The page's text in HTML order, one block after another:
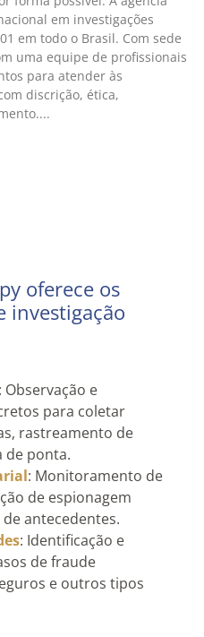
em investigações
em todo o Brasil. Com sede
uma equipe de profissionais
para atender às
discrição, ética,
oferece os
investigação
: Observação e
para coletar
rastreamento de
de ponta.
: Monitoramento de
de espionagem
antecedentes.
: Identificação e
de fraude
e outros tipos